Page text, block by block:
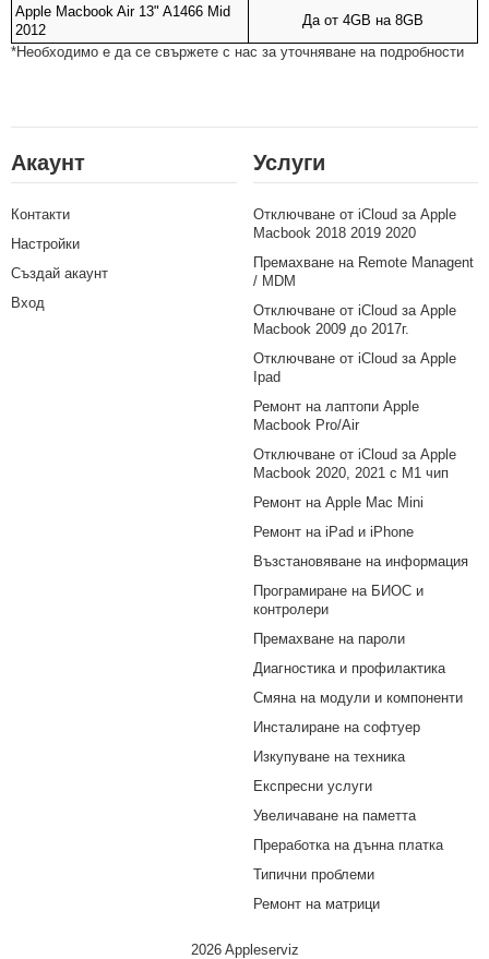
Apple Macbook Air 13" A1466 Mid
2012
Да от 4GB на 8GB
*Необходимо е да се свържете с нас за уточняване на подробности
Акаунт
Контакти
Настройки
Създай акаунт
Вход
Услуги
Отключване от iCloud за Apple
Macbook 2018 2019 2020
Премахване на Remote Managent
/ MDM
Отключване от iCloud за Apple
Macbook 2009 до 2017г.
Отключване от iCloud за Apple
Ipad
Ремонт на лаптопи Apple
Macbook Pro/Air
Отключване от iCloud за Apple
Macbook 2020, 2021 с M1 чип
Ремонт на Apple Mac Mini
Ремонт на iPad и iPhone
Възстановяване на информация
Програмиране на БИОС и
контролери
Премахване на пароли
Диагностика и профилактика
Смяна на модули и компоненти
Инсталиране на софтуер
Изкупуване на техника
Експресни услуги
Увеличаване на паметта
Преработка на дънна платка
Типични проблеми
Ремонт на матрици
2026 Appleserviz